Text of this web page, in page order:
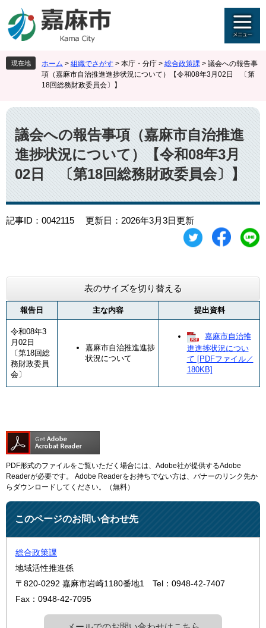
ジ
先
頭
ュ
を
飛
本
文
へ
現在地 ホーム > 組織でさがす > 本庁・分庁 > 総合政策課 > 議会への報告事
項（嘉麻市自治推進進捗状況について）【令和08年3月02日 〔第
18回総務財政委員会〕】
本
文
議会への報告事項（嘉麻市自治推進
進捗状況について）【令和08年3月
02日 〔第18回総務財政委員会〕】
記事ID：0042115 更新日：2026年3月3日更新
表のサイズを切り替える
報告日 主な内容 提出資料
令和08年3
月02日
〔第18回総
務財政委員
会〕
嘉麻市自治推進進捗
状況について
嘉麻市自治推
進進捗状況につい
て [PDFファイル／
180KB]
PDF形式のファイルをご覧いただく場合には、Adobe社が提供するAdobe
Readerが必要です。
Adobe Readerをお持ちでない方は、バナーのリンク先か
らダウンロードしてください。（無料）
このページのお問い合わせ先
総合政策課
地域活性推進係
〒820-0292 嘉麻市岩崎1180番地1
Tel：0948-42-7407
Fax：0948-42-7095